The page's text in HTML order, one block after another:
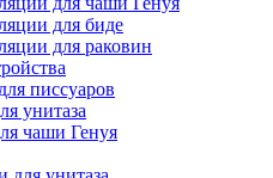
для биде
для раковин
писсуаров
унитаза
чаши Генуя